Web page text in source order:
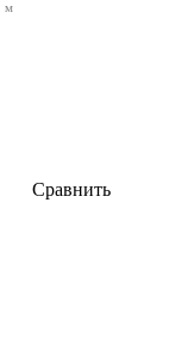
м
Сравнить